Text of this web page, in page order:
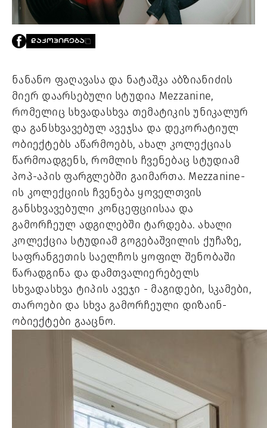
PROJECTS
TV
LIBRARY
ᲒᲐᲛᲝᲒᲕᲧᲔᲕᲘ
ᲙᲝᲜᲢᲐᲥᲢᲘ
INFO@HAMMOCKMAGAZINE.GE
ᲩᲕᲔᲜ
ᲨᲔᲡᲐᲮᲔᲑ
STUDIO
ᲓᲐᲙᲝᲞᲘᲠᲔᲑᲐ
ნანანო ფაღავასა და ნატაშკა აბზიანიძის
მიერ დაარსებული სტუდია Mezzanine,
რომელიც სხვადასხვა თემატიკის უნიკალურ
და განსხვავებულ ავეჯსა და დეკორატიულ
ობიექტებს აწარმოებს, ახალ კოლექციას
წარმოადგენს, რომლის ჩვენებაც სტუდიამ
პოპ-აპის ფარგლებში გაიმართა. Mezzanine-
ის კოლექციის ჩვენება ყოველთვის
განსხვავებული კონცეფციისაა და
გამორჩეულ ადგილებში ტარდება. ახალი
კოლექცია სტუდიამ გოგებაშვილის ქუჩაზე,
საფრანგეთის საელჩოს ყოფილ შენობაში
წარადგინა და დამთვალიერებელს
სხვადასხვა ტიპის ავეჯი - მაგიდები, სკამები,
თაროები და სხვა გამორჩეული დიზაინ-
ობიექტები გააცნო.